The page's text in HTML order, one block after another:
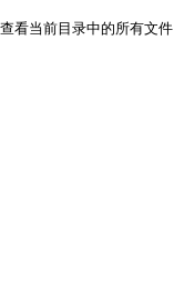
当前目录中的所有文件